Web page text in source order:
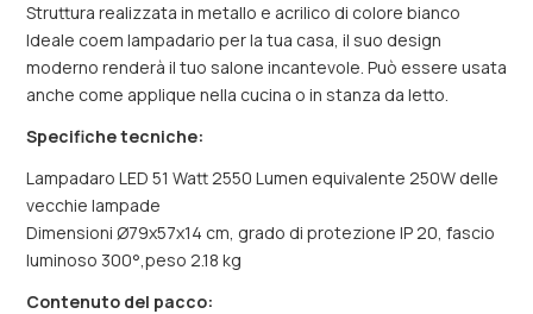
Struttura realizzata in metallo e acrilico di colore bianco
Ideale coem lampadario per la tua casa, il suo design
moderno renderà il tuo salone incantevole. Può essere usata
anche come applique nella cucina o in stanza da letto.
Specifiche tecniche:
Lampadaro LED 51 Watt 2550 Lumen equivalente 250W delle
vecchie lampade
Dimensioni Ø79x57x14 cm, grado di protezione IP 20, fascio
luminoso 300°,peso 2.18 kg
Contenuto del pacco: